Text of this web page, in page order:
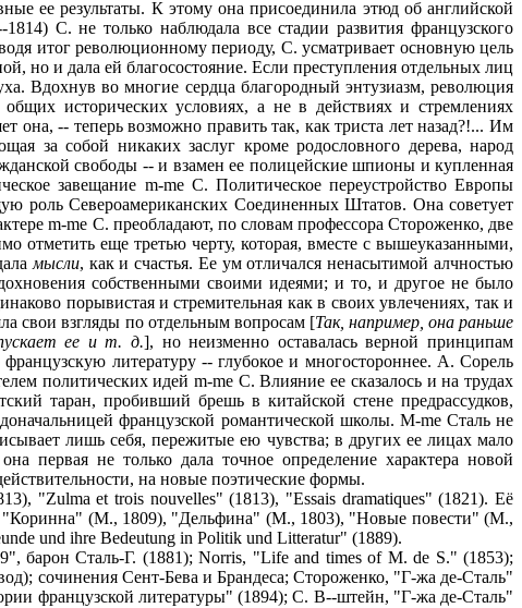
мысли, как и счастья. Ее ум отличался ненасытимой алчностью
собственными своими идеями; и то, и другое не было
порывистая и стремительная как в своих увлечениях, так и
свои взгляды по отдельным вопросам [Так, например, она раньше
ее и т. д.], но неизменно оставалась верной принципам
литературу -- глубокое и многостороннее. А. Сорель
политических идей m-me С. Влияние ее сказалось и на трудах
таран, пробивший брешь в китайской стене предрассудков,
французской романтической школы. M-me Сталь не
лишь себя, пережитые ею чувства; в других ее лицах мало
первая не только дала точное определение характера новой
на новые поэтические формы.
"Zulma et trois nouvelles" (1813), "Essais dramatiques" (1821). Её
"Коринна" (М., 1809), "Дельфина" (М., 1803), "Новые повести" (М.,
und ihre Bedeutung in Politik und Litteratur" (1889).
барон Сталь-Г. (1881); Norris, "Life and times of M. de S." (1853);
сочинения Сент-Бева и Брандеса; Стороженко, "Г-жа де-Сталь"
французской литературы" (1894); С. В--штейн, "Г-жа де-Сталь"